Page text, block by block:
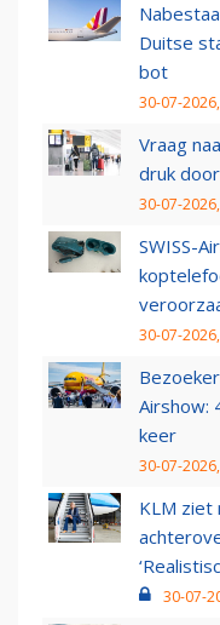
Duitse
bot
30-07-
Vraag
druk
30-07-
SWISS-
30-07-
Airshow:
keer
30-07-
KLM
30-07-